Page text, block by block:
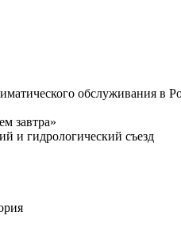
обслуживания в
завтра»
и гидрологический съезд